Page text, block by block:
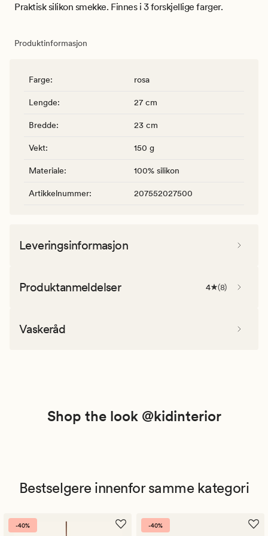
Praktisk silikon smekke. Finnes i 3 forskjellige farger.
Produktinformasjon
Farge: rosa
Lengde: 27 cm
Bredde: 23 cm
Vekt: 150 g
Materiale: 100% silikon
Artikkelnummer: 207552027500
Leveringsinformasjon
Produktanmeldelser 4 (8)
Vaskeråd
Shop the look @kidinterior
Bestselgere innenfor samme kategori
-40% -40%